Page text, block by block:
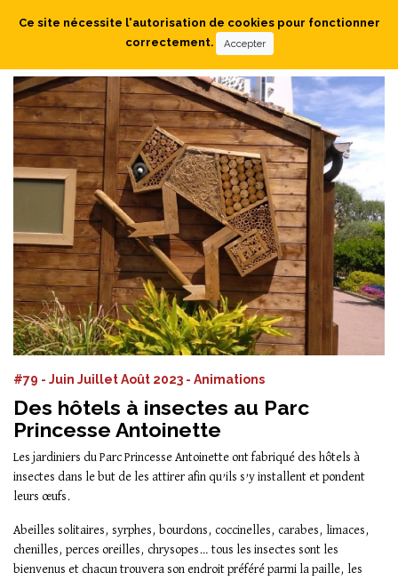
#79 - Juin Juillet Août 2023 - Animations
Des hôtels à insectes au Parc
Princesse Antoinette
Les jardiniers du Parc Princesse Antoinette ont fabriqué des hôtels à
insectes dans le but de les attirer afin qu’ils s’y installent et pondent
leurs œufs.
Abeilles solitaires, syrphes, bourdons, coccinelles, carabes, limaces,
chenilles, perces oreilles, chrysopes… tous les insectes sont les
bienvenus et chacun trouvera son endroit préféré parmi la paille, les
Ce site nécessite l'autorisation de cookies pour fonctionner
correctement.
Accepter